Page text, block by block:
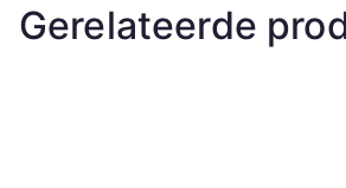
Gerelateerde